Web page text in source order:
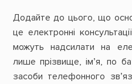
Додайте до цього, що
це електронні
можуть надсилати на
лише прізвище, ім’я, по
засоби телефонного